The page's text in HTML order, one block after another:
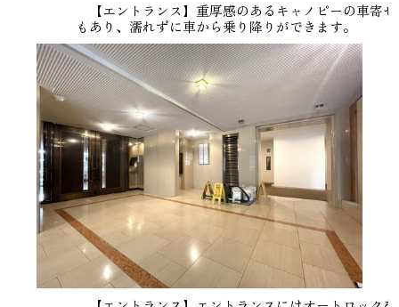
【エントランス】重厚感のあるキャノピーの車寄せ
もあり、濡れずに車から乗り降りができます。